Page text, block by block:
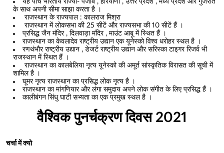
के साथ अपनी सीमा साझा करता है ।
राजस्थान के राज्यपाल : कालराज मिश्रा
राजस्थान में लोकसभा की 25 सीटें और राज्यसभा की 10 सीटें हैं ।
प्रसिद्ध जैन मंदिर , दिलवाड़ा मंदिर , माउंट आबू में स्थित हैं ।
राजस्थान का केवलादेव राष्ट्रीय उद्यान एक यूनेस्को विश्व धरोहर स्थल है ।
रणथंभौर राष्ट्रीय उद्यान , डेजर्ट राष्ट्रीय उद्यान और सरिस्का टाइगर रिजर्व भी
राजस्थान में स्थित हैं ।
राजस्थान का कालबेलिया नृत्य यूनेस्को की अमूर्त सांस्कृतिक विरासत की सूची में
शामिल है ।
घूमर नृत्य राजस्थान का प्रसिद्ध लोक नृत्य है ।
राजस्थान का मांगणियार और लंगा समुदाय अपने लोक संगीत के लिए प्रसिद्ध हैं ।
कालीबंगन सिंधु घाटी सभ्यता का एक प्रमुख स्थल है ।
वैश्विक पुनर्चक्रण दिवस 2021
चर्चा में क्यो